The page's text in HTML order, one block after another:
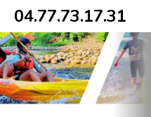
04.77.73.17.31